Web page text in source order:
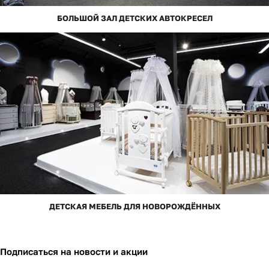
БОЛЬШОЙ ЗАЛ ДЕТСКИХ АВТОКРЕСЕЛ
ДЕТСКАЯ МЕБЕЛЬ ДЛЯ НОВОРОЖДЁННЫХ
Подписаться на новости и акции